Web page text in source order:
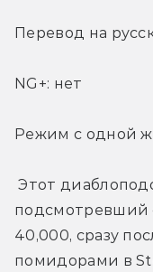
Перевод на
NG+: нет
Режим с одной
Этот
подсмотревший
40,000, сразу
помидорами в